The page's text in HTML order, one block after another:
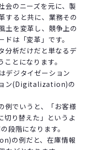
会のニーズを元に、製
すると共に、業務その
土を変革し、競争上の
は「変革」です。
分析だけだと単なるデ
とになります。
デジタイゼーション
ン(Digitalization)の
でいうと、「お客様
切り替えた」というよ
段階になります。
の例だと、在庫情報